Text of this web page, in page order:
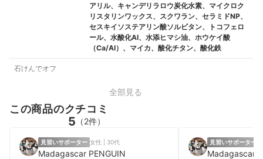
アリル、キャンデリラロウ炭化水素、マイクロク
リスタリンワックス、スクワラン、セラミドNP、
セスキイソステアリン酸ソルビタン、トコフェロ
ール、水酸化Al、水添ヒマシ油、ホウケイ酸
（Ca/Al）、マイカ、酸化チタン、酸化鉄
石けんでオフ
全部見る
この商品のクチコミ
5 （2件）
見習いサポーター 女性 | 30代
Madagascar PENGUIN
見習いサポーター
Madagascar